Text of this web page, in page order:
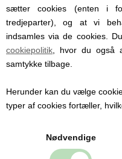
sætter cookies (enten i
tredjeparter), og at vi
indsamles via de cookies.
cookiepolitik , hvor du også
samtykke tilbage.
Herunder kan du vælge
typer af cookies fortæller,
Nødvendige
Hos
personlige
tilbyder blandt
nusseklude og
indgraveret eller
Personlige
nemmere og er
Se alle